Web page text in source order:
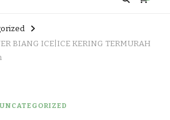
BIANG ICE|ICE KERING TERMURAH
UNCATEGORIZED